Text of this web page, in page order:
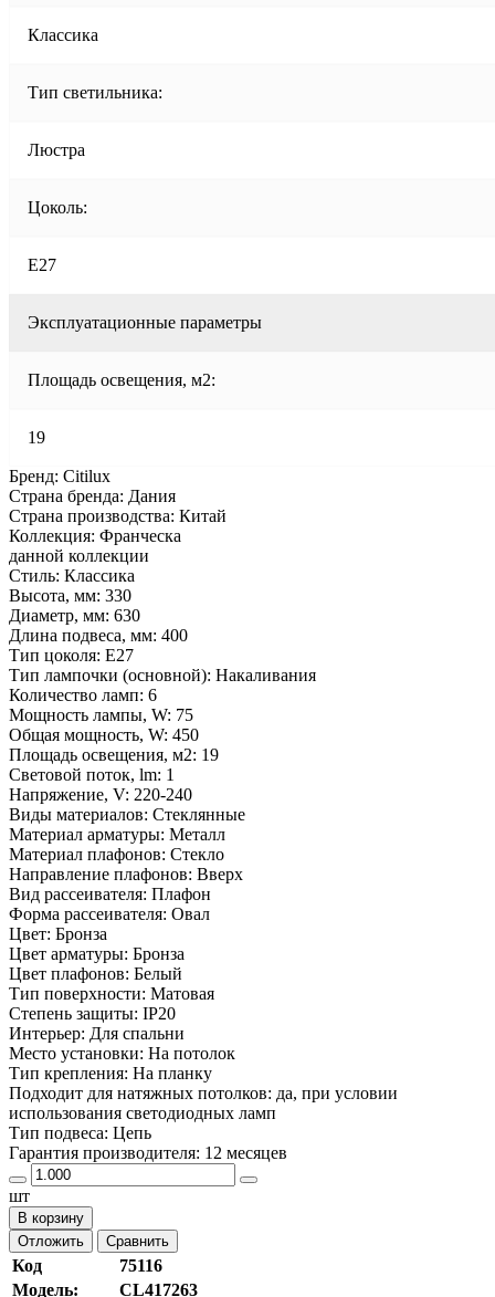
Классика
Тип светильника:
Люстра
Цоколь:
E27
Эксплуатационные параметры
Площадь освещения, м2:
19
Бренд: Citilux
Страна бренда: Дания
Страна производства: Китай
Коллекция: Франческа
данной коллекции
Стиль: Классика
Высота, мм: 330
Диаметр, мм: 630
Длина подвеса, мм: 400
Тип цоколя: E27
Тип лампочки (основной): Накаливания
Количество ламп: 6
Мощность лампы, W: 75
Общая мощность, W: 450
Площадь освещения, м2: 19
Световой поток, lm: 1
Напряжение, V: 220-240
Виды материалов: Стеклянные
Материал арматуры: Металл
Материал плафонов: Стекло
Направление плафонов: Вверх
Вид рассеивателя: Плафон
Форма рассеивателя: Овал
Цвет: Бронза
Цвет арматуры: Бронза
Цвет плафонов: Белый
Тип поверхности: Матовая
Степень защиты: IP20
Интерьер: Для спальни
Место установки: На потолок
Тип крепления: На планку
Подходит для натяжных потолков: да, при условии
использования светодиодных ламп
Тип подвеса: Цепь
Гарантия производителя: 12 месяцев
шт
В корзину
Отложить
Сравнить
Код
75116
Модель:
CL417263